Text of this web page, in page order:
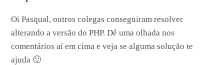
Oi Pasqual, outros colegas conseguiram resolver
alterando a versão do PHP. Dê uma olhada nos
comentários aí em cima e veja se alguma solução te
ajuda 🙂